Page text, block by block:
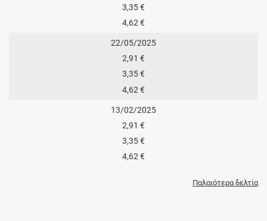
3,35 €
4,62 €
22/05/2025
2,91 €
3,35 €
4,62 €
13/02/2025
2,91 €
3,35 €
4,62 €
Παλαιότερα δελτία